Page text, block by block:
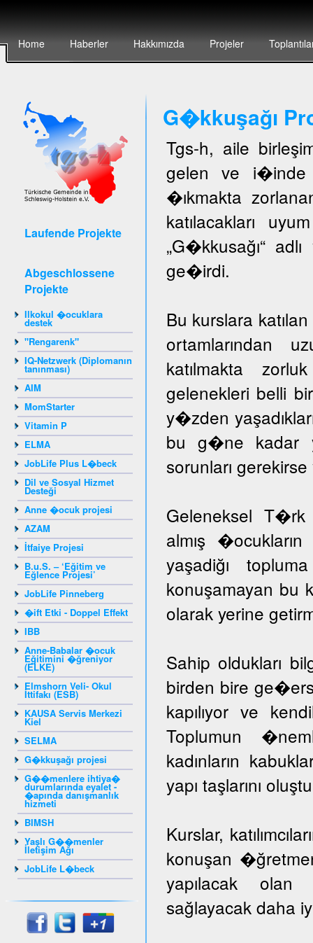
Home Haberler Hakkımızda Projeler
Laufende Projekte
Abgeschlossene
Projekte
Ilkokul �ocuklara
destek
"Rengarenk"
IQ-Netzwerk (Diplomanın
tanınması)
AIM
MomStarter
Vitamin P
ELMA
JobLife Plus L�beck
Dil ve Sosyal Hizmet
Desteği
Anne �ocuk projesi
AZAM
İtfaiye Projesi
B.u.S. – ‘Eğitim ve
Eğlence Projesi’
JobLife Pinneberg
�ift Etki - Doppel Effekt
IBB
Anne-Babalar �ocuk
Eğitimini �ğreniyor
(ELKE)
Elmshorn Veli- Okul
İttifakı (ESB)
KAUSA Servis Merkezi
Kiel
SELMA
G�kkuşağı projesi
G��menlere ihtiya�
durumlarında eyalet -
�apında danışmanlık
hizmeti
BIMSH
Yaşlı G��menler
İletişim Ağı
JobLife L�beck
G�kkuşağı
Tgs-h, aile
gelen ve i�inde
�ıkmakta
katılacakları
„G�kkusağı“
ge�irdi.
Bu kurslara
ortamlarından
katılmakta
gelenekleri belli
y�zden
bu g�ne kadar
sorunları
Geleneksel
almış
yaşadiğı
konuşamayan bu
olarak yerine
Sahip oldukları
birden bire
kapılıyor ve
Toplumun
kadınların
yapı taşlarını
Kurslar,
konuşan
yapılacak olan
sağlayacak daha